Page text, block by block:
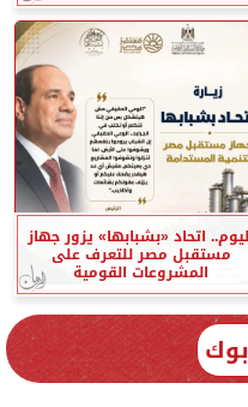
اتحاد «بشبابها» يزور جهاز
مستقبل مصر للتعرف على
المشروعات القومية